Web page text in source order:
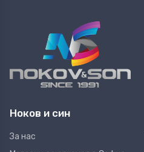
Ноков и син
За нас